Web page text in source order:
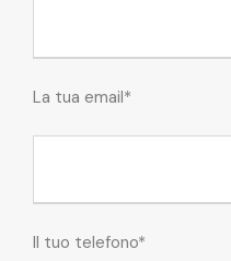
La tua email*
Il tuo telefono*